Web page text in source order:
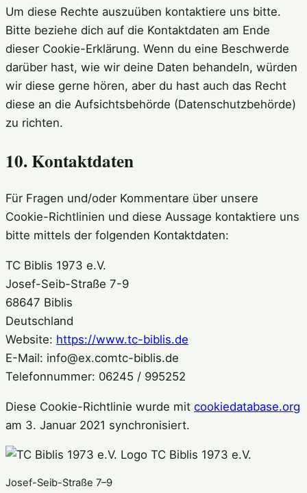
Um diese Rechte auszuüben kontaktiere uns bitte.
Bitte beziehe dich auf die Kontaktdaten am Ende
dieser Cookie-Erklärung. Wenn du eine Beschwerde
darüber hast, wie wir deine Daten behandeln, würden
wir diese gerne hören, aber du hast auch das Recht
diese an die Aufsichtsbehörde (Datenschutzbehörde)
zu richten.
10. Kontaktdaten
Für Fragen und/oder Kommentare über unsere
Cookie-Richtlinien und diese Aussage kontaktiere uns
bitte mittels der folgenden Kontaktdaten:
TC Biblis 1973 e.V.
Josef-Seib-Straße 7-9
68647 Biblis
Deutschland
Website: https://www.tc-biblis.de
E-Mail: info@ex.comtc-biblis.de
Telefonnummer: 06245 / 995252
Diese Cookie-Richtlinie wurde mit cookiedatabase.org
am 3. Januar 2021 synchronisiert.
TC Biblis 1973 e.V.
Josef-Seib-Straße 7–9